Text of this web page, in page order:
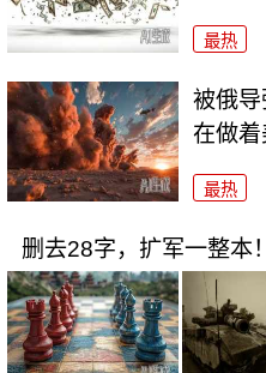
最热
被俄导
在做着
最热
删去28字，扩军一整本